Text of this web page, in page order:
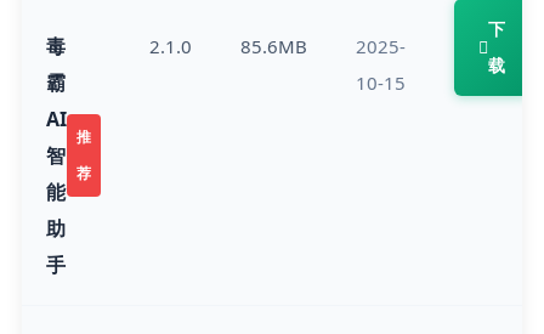
毒
霸
AI
智
能
助
手
推
荐
2.1.0 85.6MB
2025-
10-15
下
载